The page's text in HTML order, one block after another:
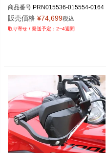
商品番号 PRN015536-015554-0164
66-016469-016517-016518-017477
BMW F 750 GS (2019+)：PRN0155
517-016518-017477-03
BMW R 1250 R (2019+)：PRN0155
36-015554-016466-016469-016517
-016518-017477-04
BMW R 1250 R Exclusive (2019+)：
PRN015536-015554-016466-01646
9-016517-016518-017477-05
BMW R 1250 R Sport (2019+)：PRN
015536-015554-016466-016469-01
6517-016518-017477-06
販売価格 ¥74,699税込
2~4週間